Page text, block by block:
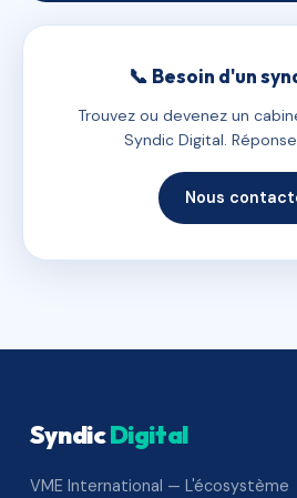
📞 Besoin d'un
Trouvez ou devenez un
Syndic Digital.
Nous
SyndicDigital
VME International — L'écosystème